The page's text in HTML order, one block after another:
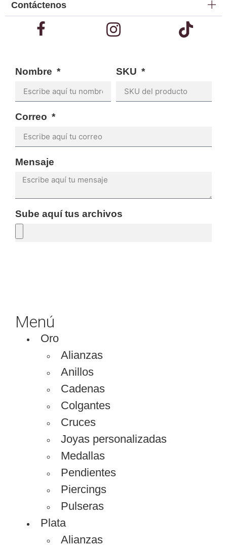
Contáctenos
Nombre SKU
Correo
Mensaje
Sube aquí tus archivos
Menú
Oro
Alianzas
Anillos
Cadenas
Colgantes
Cruces
Joyas personalizadas
Medallas
Pendientes
Piercings
Pulseras
Plata
Alianzas